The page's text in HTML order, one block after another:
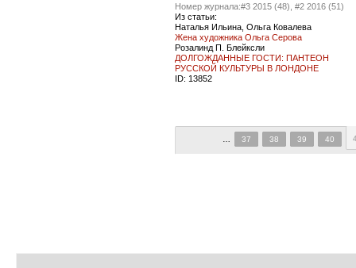
Номер журнала:#3 2015 (48), #2 2016 (51)
Из статьи:
Наталья Ильина, Ольга Ковалева
Жена художника Ольга Серова
Розалинд П. Блейксли
ДОЛГОЖДАННЫЕ ГОСТИ: ПАНТЕОН
РУССКОЙ КУЛЬТУРЫ В ЛОНДОНЕ
ID: 13852
37 38 39 40